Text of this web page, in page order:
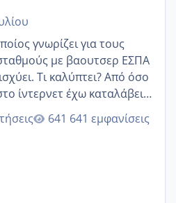
γνωρίζει για τους
με βαουτσερ ΕΣΠΑ
Τι καλύπτει? Από όσο
ίντερνετ έχω καταλάβει
καλύπτει όλα τα
τα τροφεια του ιδιωτικού
641 εμφανίσεις